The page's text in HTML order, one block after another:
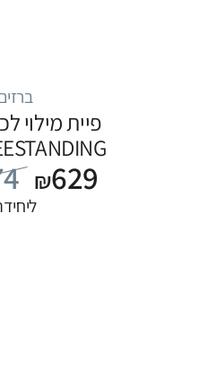
פיית מילוי
מים
FLOW: לבן
₪629